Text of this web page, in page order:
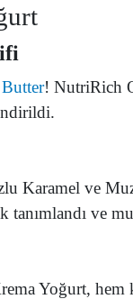
! NutriRich
Karamel ve
tanımlandı ve
Yoğurt,